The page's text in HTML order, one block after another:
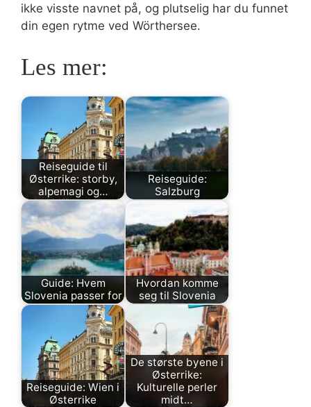
ikke visste navnet på, og plutselig har du funnet
din egen rytme ved Wörthersee.
Les mer:
Reiseguide til
Østerrike: storby,
alpemagi og…
Reiseguide:
Salzburg
Guide: Hvem
Slovenia passer for
Hvordan komme
seg til Slovenia
Reiseguide: Wien i
Østerrike
De største byene i
Østerrike:
Kulturelle perler
midt…